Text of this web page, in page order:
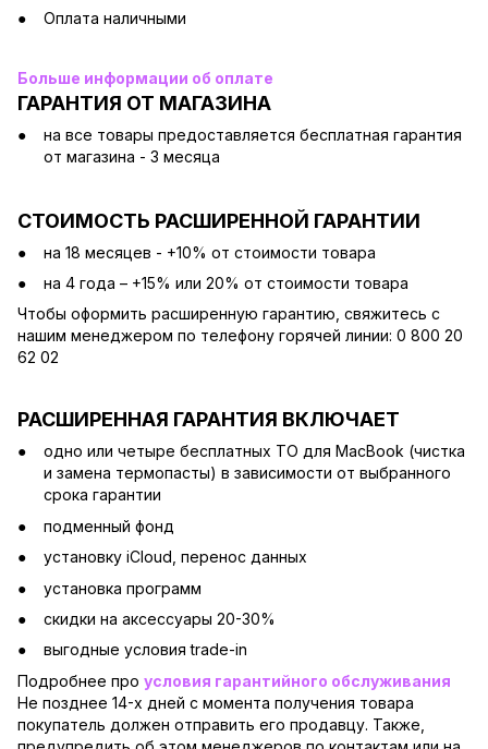
Оплата наличными
Больше информации об оплате
ГАРАНТИЯ ОТ МАГАЗИНА
на все товары предоставляется бесплатная гарантия
от магазина - 3 месяца
СТОИМОСТЬ РАСШИРЕННОЙ ГАРАНТИИ
на 18 месяцев - +10% от стоимости товара
на 4 года – +15% или 20% от стоимости товара
Чтобы оформить расширенную гарантию, свяжитесь с
нашим менеджером по телефону горячей линии: 0 800 20
62 02
РАСШИРЕННАЯ ГАРАНТИЯ ВКЛЮЧАЕТ
одно или четыре бесплатных ТО для MacBook (чистка
и замена термопасты) в зависимости от выбранного
срока гарантии
подменный фонд
установку iCloud, перенос данных
установка программ
скидки на аксессуары 20-30%
выгодные условия trade-in
Подробнее про условия гарантийного обслуживания
Не позднее 14-х дней с момента получения товара
покупатель должен отправить его продавцу. Также,